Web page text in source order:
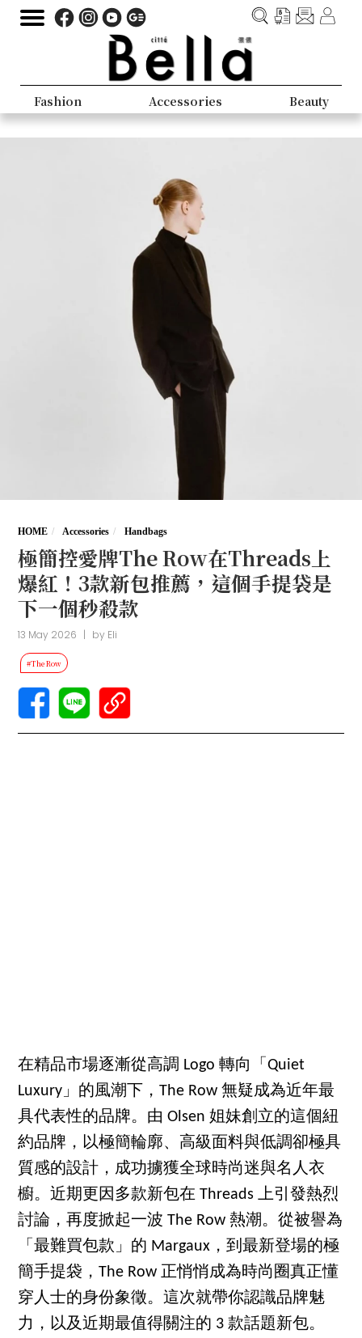
Fashion Accessories Beauty
HOME Accessories Handbags
極簡控愛牌The Row在Threads上
爆紅！3款新包推薦，這個手提袋是
下一個秒殺款
13 May 2026 | by Eli
#The Row
在精品市場逐漸從高調 Logo 轉向「Quiet
Luxury」的風潮下，The Row 無疑成為近年最
具代表性的品牌。由 Olsen 姐妹創立的這個紐
約品牌，以極簡輪廓、高級面料與低調卻極具
質感的設計，成功擄獲全球時尚迷與名人衣
櫥。近期更因多款新包在 Threads 上引發熱烈
討論，再度掀起一波 The Row 熱潮。從被譽為
「最難買包款」的 Margaux，到最新登場的極
簡手提袋，The Row 正悄悄成為時尚圈真正懂
穿人士的身份象徵。這次就帶你認識品牌魅
力，以及近期最值得關注的 3 款話題新包。